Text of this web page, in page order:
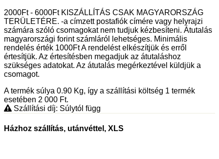
2000Ft - 6000Ft KISZÁLLÍTÁS CSAK MAGYARORSZÁG
TERÜLETÉRE. -a címzett postafiók címére vagy helyrajzi
számára szóló csomagokat nem tudjuk kézbesíteni. Átutalás
magyarországi forint számláról lehetséges. Minimális
rendelés érték 1000Ft A rendelést elkészítjük és erről
értesítjük. Az értesítésben megadjuk az átutaláshoz
szükséges adatokat. Az átutalás megérkeztével küldjük a
csomagot.
A termék súlya 0.90 Kg, így a szállítási költség 1 termék
esetében 2 000 Ft.
Szállítási díj: Súlytól függ
Házhoz szállítás, utánvéttel, XLS